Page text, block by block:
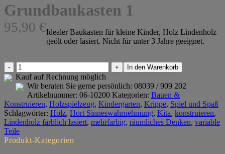
Grundbaukasten 1
95,90 €Idealer Baukasten für kleine Kinder, Holz Lindenholz
geölt oder lasiert. Nicht für unter 3 Jahre geeignet.
Grundbaukasten
1
Menge
In den Warenkorb
Kauf auf Rechnung möglich
Wir beraten Sie gerne persönlich: 08039 / 909 202
Artikelnummer: 06-10200 Kategorien: Bauen &
Konstruieren, Holzspielzeug, Kindergarten, Krippe, Spiel und Spaß
Schlagwörter: Holz, Hort Sinneswahrnehmung, Kita, konstruieren,
Lindenholz farblich lasiert, mehrfarbig, räumliches Denken, variable
Teile
Produkt-Kategorien